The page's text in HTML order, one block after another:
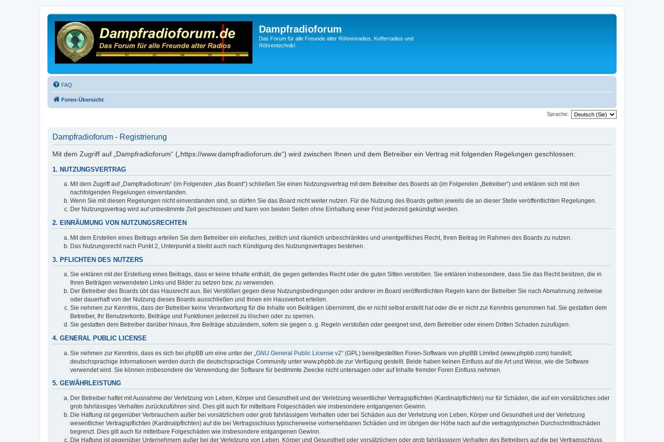
Dampfradioforum
Das Forum für alle Freunde alter Röhrenradios, Kofferradios und
Röhrentechnik!
FAQ
Foren-Übersicht
Sprache:
Dampfradioforum - Registrierung
Mit dem Zugriff auf „Dampfradioforum“ („https://www.dampfradioforum.de“) wird zwischen Ihnen und dem Betreiber ein Vertrag mit folgenden Regelungen geschlossen:
1. NUTZUNGSVERTRAG
Mit dem Zugriff auf „Dampfradioforum“ (im Folgenden „das Board“) schließen Sie einen Nutzungsvertrag mit dem Betreiber des Boards ab (im Folgenden „Betreiber“) und erklären sich mit den
nachfolgenden Regelungen einverstanden.
Wenn Sie mit diesen Regelungen nicht einverstanden sind, so dürfen Sie das Board nicht weiter nutzen. Für die Nutzung des Boards gelten jeweils die an dieser Stelle veröffentlichten Regelungen.
Der Nutzungsvertrag wird auf unbestimmte Zeit geschlossen und kann von beiden Seiten ohne Einhaltung einer Frist jederzeit gekündigt werden.
2. EINRÄUMUNG VON NUTZUNGSRECHTEN
Mit dem Erstellen eines Beitrags erteilen Sie dem Betreiber ein einfaches, zeitlich und räumlich unbeschränktes und unentgeltliches Recht, Ihren Beitrag im Rahmen des Boards zu nutzen.
Das Nutzungsrecht nach Punkt 2, Unterpunkt a bleibt auch nach Kündigung des Nutzungsvertrages bestehen.
3. PFLICHTEN DES NUTZERS
Sie erklären mit der Erstellung eines Beitrags, dass er keine Inhalte enthält, die gegen geltendes Recht oder die guten Sitten verstoßen. Sie erklären insbesondere, dass Sie das Recht besitzen, die in
Ihren Beiträgen verwendeten Links und Bilder zu setzen bzw. zu verwenden.
Der Betreiber des Boards übt das Hausrecht aus. Bei Verstößen gegen diese Nutzungsbedingungen oder anderer im Board veröffentlichten Regeln kann der Betreiber Sie nach Abmahnung zeitweise
oder dauerhaft von der Nutzung dieses Boards ausschließen und Ihnen ein Hausverbot erteilen.
Sie nehmen zur Kenntnis, dass der Betreiber keine Verantwortung für die Inhalte von Beiträgen übernimmt, die er nicht selbst erstellt hat oder die er nicht zur Kenntnis genommen hat. Sie gestatten dem
Betreiber, Ihr Benutzerkonto, Beiträge und Funktionen jederzeit zu löschen oder zu sperren.
Sie gestatten dem Betreiber darüber hinaus, Ihre Beiträge abzuändern, sofern sie gegen o. g. Regeln verstoßen oder geeignet sind, dem Betreiber oder einem Dritten Schaden zuzufügen.
4. GENERAL PUBLIC LICENSE
Sie nehmen zur Kenntnis, dass es sich bei phpBB um eine unter der „ GNU General Public License v2“ (GPL) bereitgestellten Foren-Software von phpBB Limited (www.phpbb.com) handelt;
deutschsprachige Informationen werden durch die deutschsprachige Community unter www.phpbb.de zur Verfügung gestellt. Beide haben keinen Einfluss auf die Art und Weise, wie die Software
verwendet wird. Sie können insbesondere die Verwendung der Software für bestimmte Zwecke nicht untersagen oder auf Inhalte fremder Foren Einfluss nehmen.
5. GEWÄHRLEISTUNG
Der Betreiber haftet mit Ausnahme der Verletzung von Leben, Körper und Gesundheit und der Verletzung wesentlicher Vertragspflichten (Kardinalpflichten) nur für Schäden, die auf ein vorsätzliches oder
grob fahrlässiges Verhalten zurückzuführen sind. Dies gilt auch für mittelbare Folgeschäden wie insbesondere entgangenen Gewinn.
Die Haftung ist gegenüber Verbrauchern außer bei vorsätzlichem oder grob fahrlässigem Verhalten oder bei Schäden aus der Verletzung von Leben, Körper und Gesundheit und der Verletzung
wesentlicher Vertragspflichten (Kardinalpflichten) auf die bei Vertragsschluss typischerweise vorhersehbaren Schäden und im übrigen der Höhe nach auf die vertragstypischen Durchschnittsschäden
begrenzt. Dies gilt auch für mittelbare Folgeschäden wie insbesondere entgangenen Gewinn.
Die Haftung ist gegenüber Unternehmern außer bei der Verletzung von Leben, Körper und Gesundheit oder vorsätzlichem oder grob fahrlässigem Verhalten des Betreibers auf die bei Vertragsschluss